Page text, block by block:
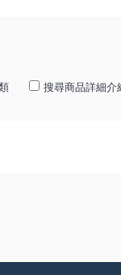
搜尋商品詳細介